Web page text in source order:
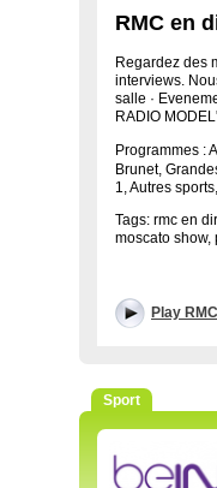
RMC en
Regardez des
interviews.
salle ·
RADIO
Programmes :
Brunet,
1, Autres
Tags: rmc en
moscato show,
Play
Sport